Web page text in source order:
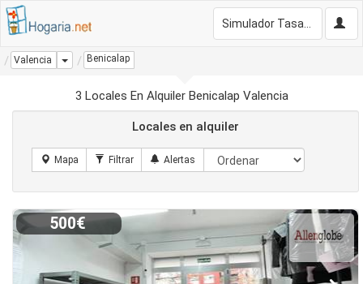
Valencia Dropdown
Benicalap
3 Locales En Alquiler Benicalap Valencia
Locales en alquiler
500€